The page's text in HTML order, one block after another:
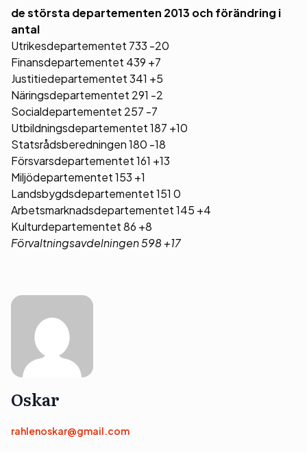
de största departementen 2013 och förändring i
antal
Utrikesdepartementet 733 -20
Finansdepartementet 439 +7
Justitiedepartementet 341 +5
Näringsdepartementet 291 -2
Socialdepartementet 257 -7
Utbildningsdepartementet 187 +10
Statsrådsberedningen 180 -18
Försvarsdepartementet 161 +13
Miljödepartementet 153 +1
Landsbygdsdepartementet 151 0
Arbetsmarknadsdepartementet 145 +4
Kulturdepartementet 86 +8
Förvaltningsavdelningen 598 +17
Oskar
rahlenoskar@gmail.com